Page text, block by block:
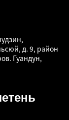
д. 9, район
Гуандун,